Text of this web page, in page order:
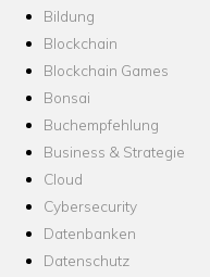
Bildung
Blockchain
Blockchain Games
Bonsai
Buchempfehlung
Business & Strategie
Cloud
Cybersecurity
Datenbanken
Datenschutz